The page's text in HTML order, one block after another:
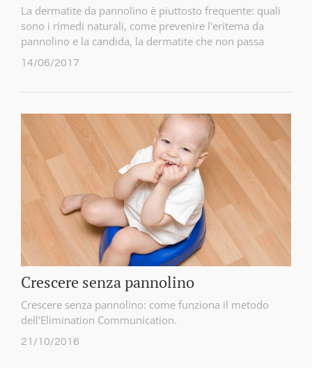
La dermatite da pannolino è piuttosto frequente: quali
sono i rimedi naturali, come prevenire l'eritema da
pannolino e la candida, la dermatite che non passa
14/06/2017
Crescere senza pannolino
Crescere senza pannolino: come funziona il metodo
dell'Elimination Communication.
21/10/2016